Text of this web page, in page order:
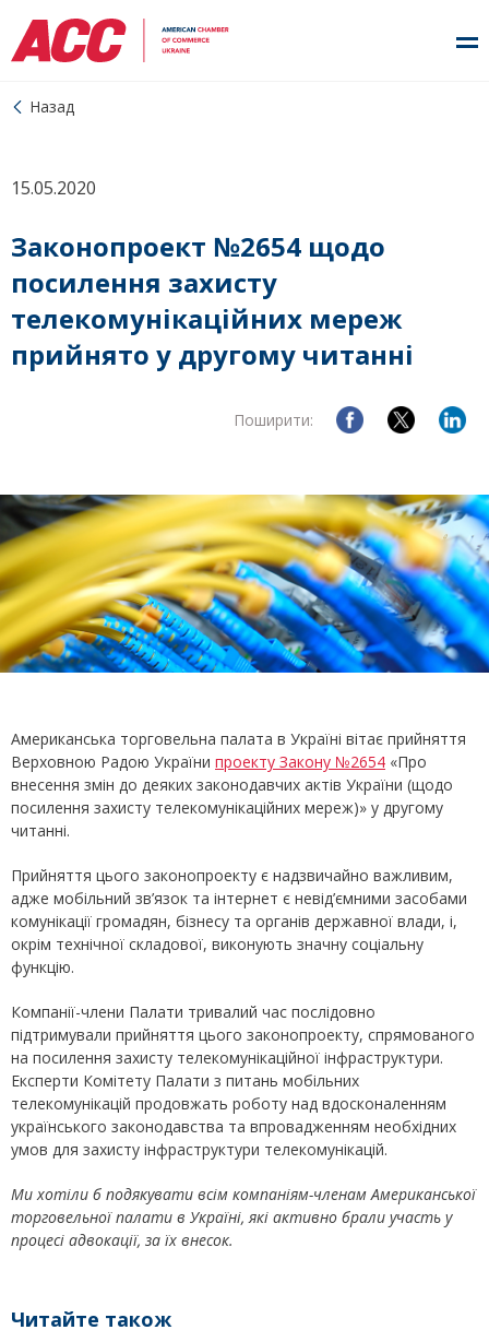
Назад
15.05.2020
Законопроект №2654 щодо
посилення захисту
телекомунікаційних мереж
прийнято у другому читанні
Поширити:
Американська торговельна палата в Україні вітає прийняття
Верховною Радою України проекту Закону №2654 «Про
внесення змін до деяких законодавчих актів України (щодо
посилення захисту телекомунікаційних мереж)» у другому
читанні.
Прийняття цього законопроекту є надзвичайно важливим,
адже мобільний зв’язок та інтернет є невід’ємними засобами
комунікації громадян, бізнесу та органів державної влади, і,
окрім технічної складової, виконують значну соціальну
функцію.
Компанії-члени Палати тривалий час послідовно
підтримували прийняття цього законопроекту, спрямованого
на посилення захисту телекомунікаційної інфраструктури.
Експерти Комітету Палати з питань мобільних
телекомунікацій продовжать роботу над вдосконаленням
українського законодавства та впровадженням необхідних
умов для захисту інфраструктури телекомунікацій.
Ми хотіли б подякувати всім компаніям-членам Американської
торговельної палати в Україні, які активно брали участь у
процесі адвокації, за їх внесок.
Читайте також